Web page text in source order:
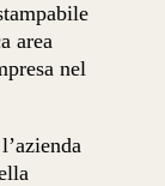
area
nel